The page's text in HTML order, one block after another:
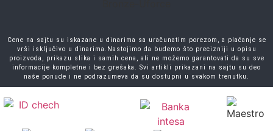
Cene na sajtu su iskazane u dinarima sa uračunatim porezom, a plaćanje se
vrši isključivo u dinarima.Nastojimo da budemo što precizniji u opisu
proizvoda, prikazu slika i samih cena, ali ne možemo garantovati da su sve
informacije kompletne i bez grešaka. Svi artikli prikazani na sajtu su deo
naše ponude i ne podrazumeva da su dostupni u svakom trenutku.